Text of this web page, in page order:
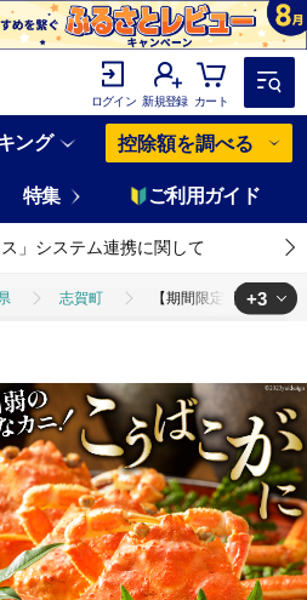
ログイン 新規登録 カート
ング 控除額を調べる
特集 ご利用ガイド
ス」システム連携に関して
志賀町 【期間限定発送】【
【期間限定発送】【能登半島 漁協直送！】
ほかの蟹 【期間限定発送】【能登半
+3